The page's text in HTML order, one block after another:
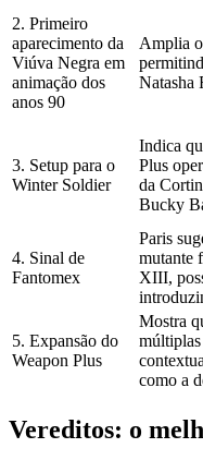
2. Primeiro
aparecimento da
Viúva Negra em
animação dos
anos 90
Amplia
Natasha
3. Setup para o
Winter Soldier
Indica
Plus
da
Bucky
4. Sinal de
Fantomex
Paris
mutante
XIII,
5. Expansão do
Weapon Plus
Mostra
como a
Vereditos: o